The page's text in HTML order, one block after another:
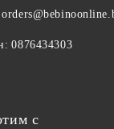
0876434303
с